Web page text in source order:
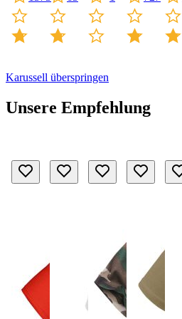
Karussell überspringen
Unsere Empfehlung